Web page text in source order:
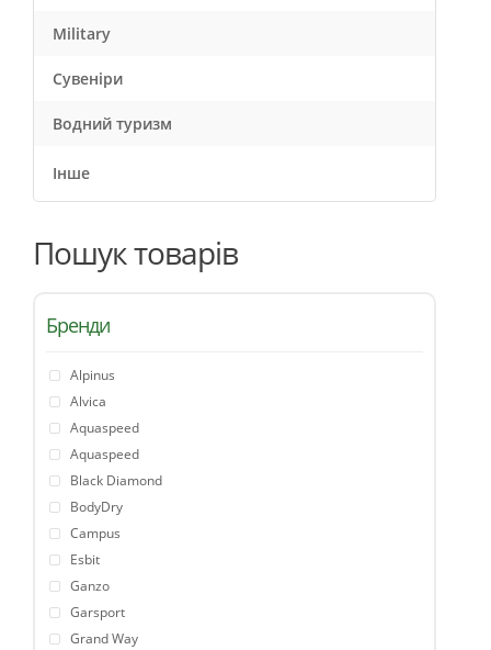
Military
Сувеніри
Водний туризм
Інше
Пошук товарів
Бренди
Alpinus
Alvica
Aquaspeed
Aquaspeed
Black Diamond
BodyDry
Campus
Esbit
Ganzo
Garsport
Grand Way